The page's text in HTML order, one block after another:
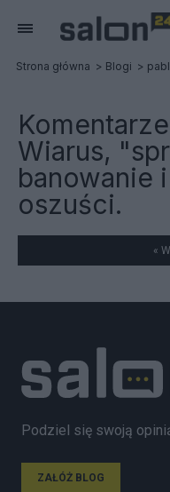
Strona główna Blogi
Wiarus,
banowanie
oszuści.
«
Podziel się swoją
ZAŁÓŻ BLOG